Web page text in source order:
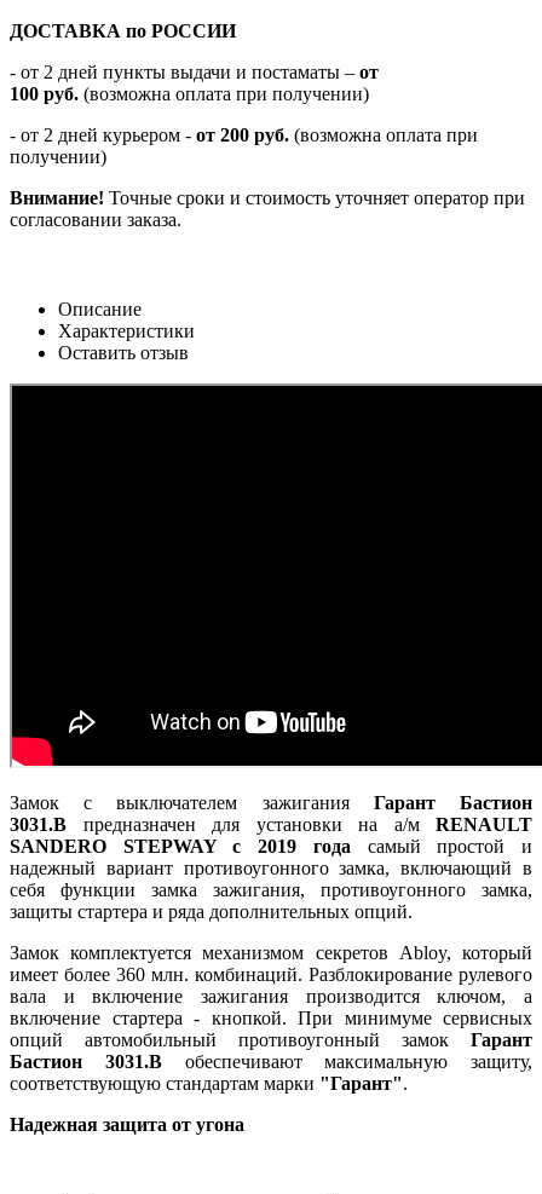
ДОСТАВКА по РОССИИ
- от 2 дней пункты выдачи и постаматы – от
100 руб. (возможна оплата при получении)
- от 2 дней курьером - от 200 руб. (возможна оплата при
получении)
Внимание! Точные сроки и стоимость уточняет оператор при
согласовании заказа.
Описание
Характеристики
Оставить отзыв
Замок с выключателем зажигания Гарант Бастион
3031.B предназначен для установки на а/м RENAULT
SANDERO STEPWAY c 2019 года самый простой и
надежный вариант противоугонного замка, включающий в
себя функции замка зажигания, противоугонного замка,
защиты стартера и ряда дополнительных опций.
Замок комплектуется механизмом секретов Abloy, который
имеет более 360 млн. комбинаций. Разблокирование рулевого
вала и включение зажигания производится ключом, а
включение стартера - кнопкой. При минимуме сервисных
опций автомобильный противоугонный замок Гарант
Бастион 3031.Bобеспечивают максимальную защиту,
соответствующую стандартам марки "Гарант".
Надежная защита от угона